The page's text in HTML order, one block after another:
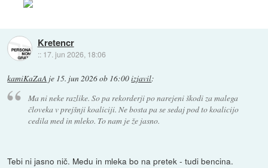
Kretencr
:: 17. jun 2026, 18:06
kamiKaZaA je 15. jun 2026 ob 16:00izjavil:
Ma ni neke razlike. So pa rekorderji po narejeni škodi za malega
človeka v prejšnji koaliciji. Ne bosta pa se sedaj pod to koalicijo
cedila med in mleko. To nam je že jasno.
Tebi ni jasno nič. Medu in mleka bo na pretek - tudi bencina.